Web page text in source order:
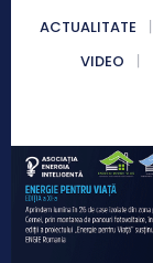
ACTUALITATE
VIDEO